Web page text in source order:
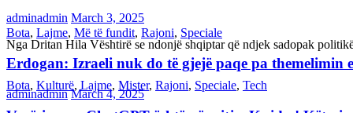
Bota, Lajme, Më të fundit, Rajoni, Speciale
Erdogan: Izraeli nuk do të gjejë paqe pa themelimin
adminadmin March 4, 2025
adminadmin March 3, 2025
Nga Dritan Hila Vështirë se ndonjë shqiptar që ndjek sadopak
Bota, Kulturë, Lajme, Mister, Rajoni, Speciale, Tech